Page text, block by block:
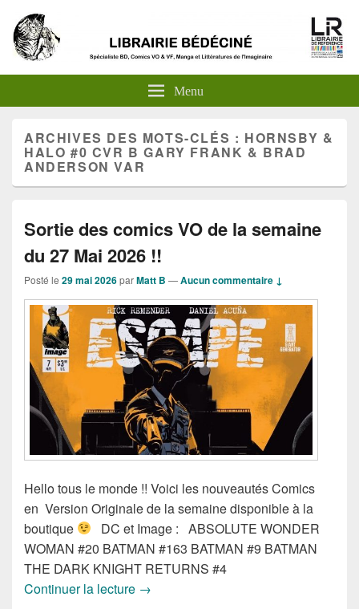
Menu
ARCHIVES DES MOTS-CLÉS : HORNSBY &
HALO #0 CVR B GARY FRANK & BRAD
ANDERSON VAR
Sortie des comics VO de la semaine
du 27 Mai 2026 !!
Posté le 29 mai 2026parMatt B —Aucun commentaire ↓
Hello tous le monde !! Voici les nouveautés Comics
en Version Originale de la semaine disponible à la
boutique
DC et Image : ABSOLUTE WONDER
WOMAN #20 BATMAN #163 BATMAN #9 BATMAN
THE DARK KNIGHT RETURNS #4
Continuer la lecture Sortie des comics VO de la semaine
→